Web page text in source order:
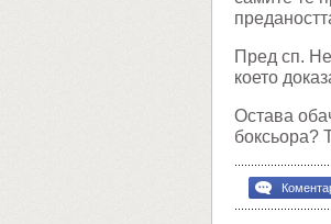
Пред сп.
което
Остава
боксьора?